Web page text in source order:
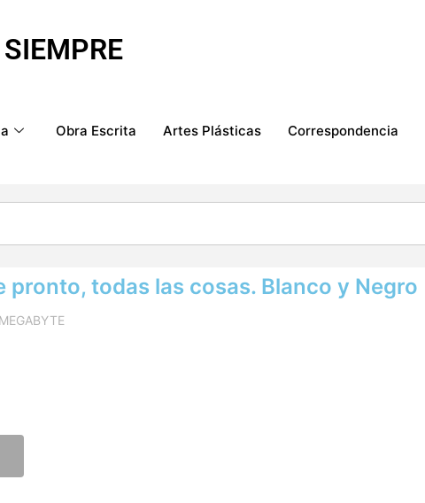
Obra Escrita Artes Plásticas Correspondencia
pronto, todas las cosas. Blanco y Negro